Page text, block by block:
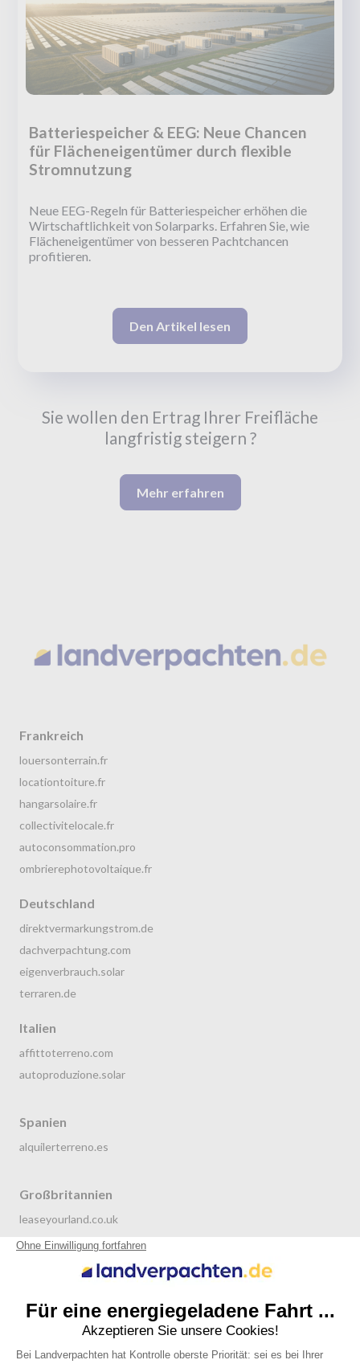
Batteriespeicher & EEG: Neue Chancen
für Flächeneigentümer durch flexible
Stromnutzung
Neue EEG-Regeln für Batteriespeicher erhöhen die
Wirtschaftlichkeit von Solarparks. Erfahren Sie, wie
Flächeneigentümer von besseren Pachtchancen
profitieren.
Den Artikel lesen
Sie wollen den Ertrag Ihrer Freifläche
langfristig steigern ?
Mehr erfahren
Frankreich
louersonterrain.fr
locationtoiture.fr
hangarsolaire.fr
collectivitelocale.fr
autoconsommation.pro
ombrierephotovoltaique.fr
Deutschland
direktvermarkungstrom.de
dachverpachtung.com
eigenverbrauch.solar
terraren.de
Italien
affittoterreno.com
autoproduzione.solar
Spanien
alquilerterreno.es
Großbritannien
leaseyourland.co.uk
terraren.com
grondverpachten.nl